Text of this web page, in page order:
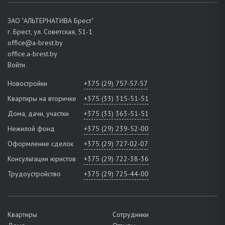
ЗАО "АЛЬТЕРНАТИВА Брест"
г. Брест, ул. Советская, 51-1
office@a-brest.by
office.a-brest.by
Войти
Новостройки
+375 (29) 757-57-57
Квартиры на вторичке
+375 (33) 315-51-51
Дома, дачи, участки
+375 (33) 363-51-51
Нежилой фонд
+375 (29) 239-52-00
Оформление сделок
+375 (29) 727-02-07
Консультации юристов
+375 (29) 722-38-36
Трудоустройство
+375 (29) 725-44-00
Квартиры
Сотрудники